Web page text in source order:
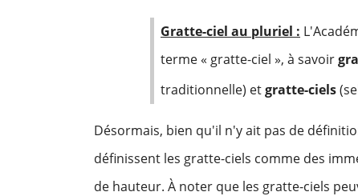
Gratte-ciel au pluriel :
terme « gratte-ciel », à savoir
traditionnelle) etgratte-ciels
Désormais, bien qu'il n'y ait pas de
définissent les gratte-ciels comme des
de hauteur. À noter que les gratte-ciels